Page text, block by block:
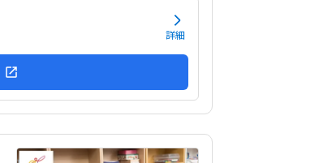
詳細